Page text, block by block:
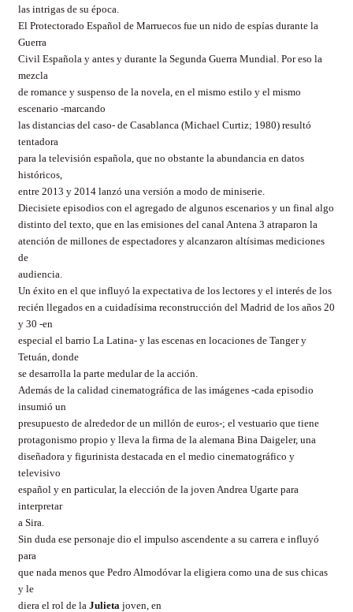
las intrigas de su época.
El Protectorado Español de Marruecos fue un nido de espías durante la
Guerra
Civil Española y antes y durante la Segunda Guerra Mundial. Por eso la
mezcla
de romance y suspenso de la novela, en el mismo estilo y el mismo
escenario -marcando
las distancias del caso- de Casablanca (Michael Curtiz; 1980) resultó
tentadora
para la televisión española, que no obstante la abundancia en datos
históricos,
entre 2013 y 2014 lanzó una versión a modo de miniserie.
Diecisiete episodios con el agregado de algunos escenarios y un final algo
distinto del texto, que en las emisiones del canal Antena 3 atraparon la
atención de millones de espectadores y alcanzaron altísimas mediciones
de
audiencia.
Un éxito en el que influyó la expectativa de los lectores y el interés de los
recién llegados en a cuidadísima reconstrucción del Madrid de los años 20
y 30 -en
especial el barrio La Latina- y las escenas en locaciones de Tanger y
Tetuán, donde
se desarrolla la parte medular de la acción.
Además de la calidad cinematográfica de las imágenes -cada episodio
insumió un
presupuesto de alrededor de un millón de euros-; el vestuario que tiene
protagonismo propio y lleva la firma de la alemana Bina Daigeler, una
diseñadora y figurinista destacada en el medio cinematográfico y
televisivo
español y en particular, la elección de la joven Andrea Ugarte para
interpretar
a Sira.
Sin duda ese personaje dio el impulso ascendente a su carrera e influyó
para
que nada menos que Pedro Almodóvar la eligiera como una de sus chicas
y le
diera el rol de la Julieta joven, en